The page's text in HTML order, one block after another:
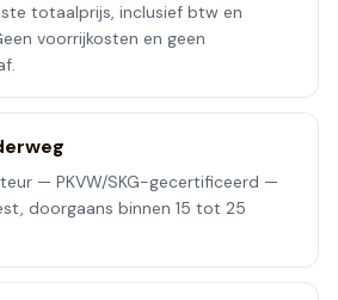
totaalprijs, inclusief btw en
voorrijkosten en geen
— PKVW/SKG-gecertificeerd —
doorgaans binnen 15 tot 25